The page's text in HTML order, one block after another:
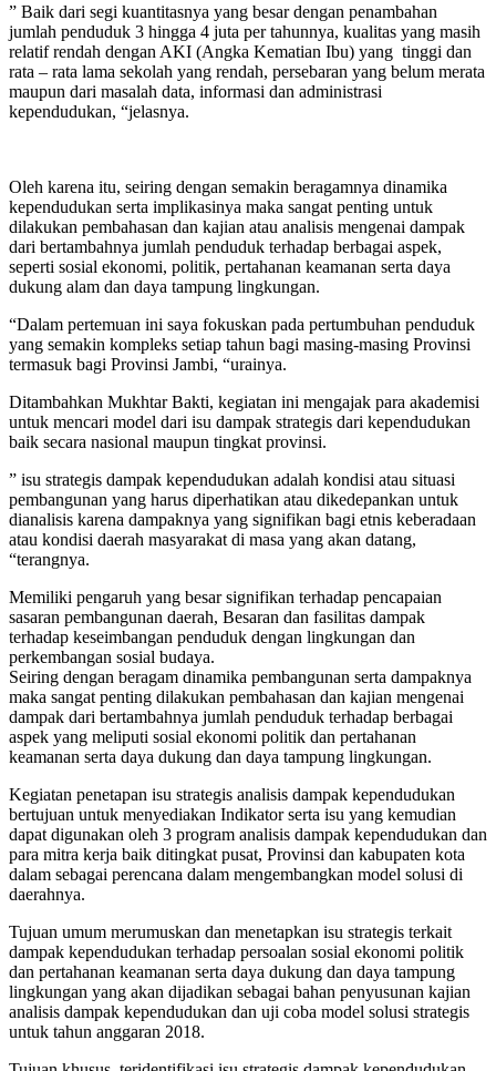
” Baik dari segi kuantitasnya yang besar dengan penambahan
jumlah penduduk 3 hingga 4 juta per tahunnya, kualitas yang masih
relatif rendah dengan AKI (Angka Kematian Ibu) yang tinggi dan
rata – rata lama sekolah yang rendah, persebaran yang belum merata
maupun dari masalah data, informasi dan administrasi
kependudukan, “jelasnya.
Oleh karena itu, seiring dengan semakin beragamnya dinamika
kependudukan serta implikasinya maka sangat penting untuk
dilakukan pembahasan dan kajian atau analisis mengenai dampak
dari bertambahnya jumlah penduduk terhadap berbagai aspek,
seperti sosial ekonomi, politik, pertahanan keamanan serta daya
dukung alam dan daya tampung lingkungan.
“Dalam pertemuan ini saya fokuskan pada pertumbuhan penduduk
yang semakin kompleks setiap tahun bagi masing-masing Provinsi
termasuk bagi Provinsi Jambi, “urainya.
Ditambahkan Mukhtar Bakti, kegiatan ini mengajak para akademisi
untuk mencari model dari isu dampak strategis dari kependudukan
baik secara nasional maupun tingkat provinsi.
” isu strategis dampak kependudukan adalah kondisi atau situasi
pembangunan yang harus diperhatikan atau dikedepankan untuk
dianalisis karena dampaknya yang signifikan bagi etnis keberadaan
atau kondisi daerah masyarakat di masa yang akan datang,
“terangnya.
Memiliki pengaruh yang besar signifikan terhadap pencapaian
sasaran pembangunan daerah, Besaran dan fasilitas dampak
terhadap keseimbangan penduduk dengan lingkungan dan
perkembangan sosial budaya.
Seiring dengan beragam dinamika pembangunan serta dampaknya
maka sangat penting dilakukan pembahasan dan kajian mengenai
dampak dari bertambahnya jumlah penduduk terhadap berbagai
aspek yang meliputi sosial ekonomi politik dan pertahanan
keamanan serta daya dukung dan daya tampung lingkungan.
Kegiatan penetapan isu strategis analisis dampak kependudukan
bertujuan untuk menyediakan Indikator serta isu yang kemudian
dapat digunakan oleh 3 program analisis dampak kependudukan dan
para mitra kerja baik ditingkat pusat, Provinsi dan kabupaten kota
dalam sebagai perencana dalam mengembangkan model solusi di
daerahnya.
Tujuan umum merumuskan dan menetapkan isu strategis terkait
dampak kependudukan terhadap persoalan sosial ekonomi politik
dan pertahanan keamanan serta daya dukung dan daya tampung
lingkungan yang akan dijadikan sebagai bahan penyusunan kajian
analisis dampak kependudukan dan uji coba model solusi strategis
untuk tahun anggaran 2018.